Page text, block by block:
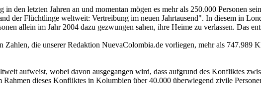
den letzten Jahren an und momentan mögen es mehr als 250.000 Personen
Flüchtlinge weltweit: Vertreibung im neuen Jahrtausend". In diesem in
allein im Jahr 2004 dazu gezwungen sahen, ihre Heime zu verlassen. Das
die unserer Redaktion NuevaColombia.de vorliegen, mehr als 747.989
aufweist, wobei davon ausgegangen wird, dass aufgrund des Konfliktes
dieses Konfliktes in Kolumbien über 40.000 überwiegend zivile